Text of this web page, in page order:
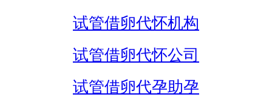
试管借卵代怀机构
试管借卵代怀公司
试管借卵代孕助孕